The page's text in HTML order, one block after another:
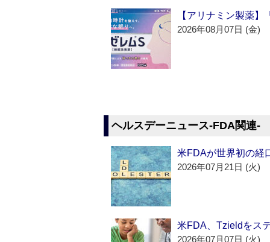
【アリナミン製薬
2026年08月07日 (金)
ヘルスデーニュース‐FDA関連‐
米FDAが世界初の経
2026年07月21日 (火)
米FDA、Tzieldをス
2026年07月07日 (火)